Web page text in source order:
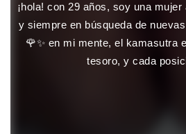
¡hola! con 29 años, soy una
y siempre en búsqueda de
🌹✨ en mi mente, el kamasutra
tesoro, y cada